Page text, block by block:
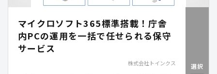
マイクロソフト365標準搭載！庁舎
内PCの運用を一括で任せられる保守
サービス
株式会社トインクス 選択